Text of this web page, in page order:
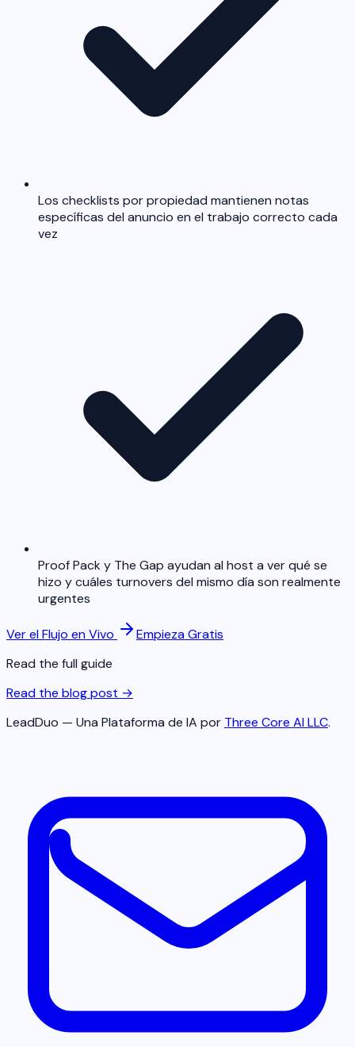
Los checklists por propiedad mantienen notas
específicas del anuncio en el trabajo correcto cada
vez
Proof Pack y The Gap ayudan al host a ver qué se
hizo y cuáles turnovers del mismo día son realmente
urgentes
Ver el Flujo en Vivo
Empieza Gratis
Read the full guide
Read the blog post →
LeadDuo — Una Plataforma de IA por Three Core AI LLC.